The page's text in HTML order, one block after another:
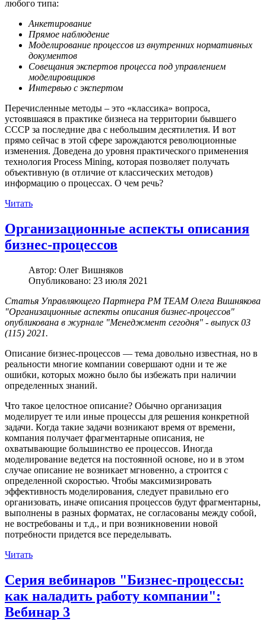
любого типа:
Анкетирование
Прямое наблюдение
Моделирование процессов из внутренних нормативных
документов
Совещания экспертов процесса под управлением
моделировщиков
Интервью с экспертом
Перечисленные методы – это «классика» вопроса,
устоявшаяся в практике бизнеса на территории бывшего
СССР за последние два с небольшим десятилетия. И вот
прямо сейчас в этой сфере зарождаются революционные
изменения. Доведена до уровня практического применения
технология Process Mining, которая позволяет получать
объективную (в отличие от классических методов)
информацию о процессах. О чем речь?
Читать
Организационные аспекты описания
бизнес-процессов
Автор: Олег Вишняков
Опубликовано: 23 июля 2021
Статья Управляющего Партнера PM TEAM Олега Вишнякова
"Организационные аспекты описания бизнес-процессов"
опубликована в журнале "Менеджмент сегодня" - выпуск 03
(115) 2021.
Описание бизнес-процессов — тема довольно известная, но в
реальности многие компании совершают одни и те же
ошибки, которых можно было бы избежать при наличии
определенных знаний.
Что такое целостное описание? Обычно организация
моделирует те или иные процессы для решения конкретной
задачи. Когда такие задачи возникают время от времени,
компания получает фрагментарные описания, не
охватывающие большинство ее процессов. Иногда
моделирование ведется на постоянной основе, но и в этом
случае описание не возникает мгновенно, а строится с
определенной скоростью. Чтобы максимизировать
эффективность моделирования, следует правильно его
организовать, иначе описания процессов будут фрагментарны,
выполнены в разных форматах, не согласованы между собой,
не востребованы и т.д., и при возникновении новой
потребности придется все переделывать.
Читать
Серия вебинаров "Бизнес-процессы:
как наладить работу компании":
Вебинар 3